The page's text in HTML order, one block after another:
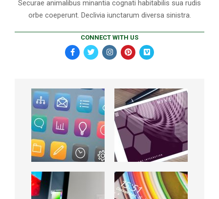
Securae animalibus minantia cognati habitabilis sua rudis
orbe coeperunt. Declivia iunctarum diversa sinistra.
CONNECT WITH US